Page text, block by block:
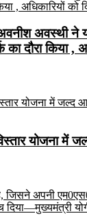
अवस्थी ने
दौरा किया ,
योजना में